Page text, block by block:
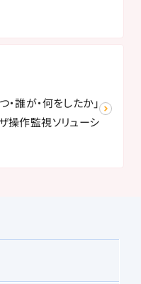
誰が・何をしたか」
操作監視ソリューシ